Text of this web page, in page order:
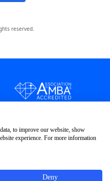
reserved.
to improve our website, show
experience. For more information
Deny